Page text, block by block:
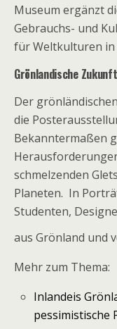
Museum ergänzt
Gebrauchs- und
für Weltkulturen
Grönlandische
Der
die
Bekanntermaßen
schmelzenden
Planeten. In
Studenten,
aus Grönland und
Mehr zum Thema:
Inlandeis